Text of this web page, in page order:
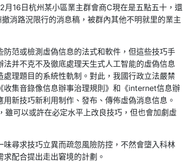
16日杭州某小區業主群會商C現在是五點五十，還
消路況限行的消息稿，被群內其他不明就里的業主
范或檢測虛偽信息的法式和軟件，但這些技巧手
并不克不及徹底處理天生式人工智能的虛偽信息
理題目的系統性軌制。對此，我國行政立法嚴禁
收集音錄像信息辦事治理規則》和《internet信息辦
新技巧新利用制作、發布、傳佈虛偽消息信息。
可以或許在必定水平上改良技巧，但也會加劇虛
尋求技巧立異而疏忽風險防控，不然會墮入科林
配合提出走出窘境的計劃。